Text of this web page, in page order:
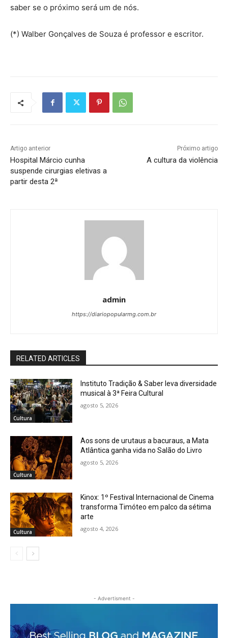
saber se o próximo será um de nós.
(*) Walber Gonçalves de Souza é professor e escritor.
Artigo anterior
Hospital Márcio cunha
suspende cirurgias eletivas a
partir desta 2ª
Próximo artigo
A cultura da violência
admin
https://diariopopularmg.com.br
RELATED ARTICLES
Cultura
Instituto Tradição & Saber leva diversidade
musical à 3ª Feira Cultural
agosto 5, 2026
Cultura
Aos sons de urutaus a bacuraus, a Mata
Atlântica ganha vida no Salão do Livro
agosto 5, 2026
Cultura
Kinox: 1º Festival Internacional de Cinema
transforma Timóteo em palco da sétima
arte
agosto 4, 2026
- Advertisment -